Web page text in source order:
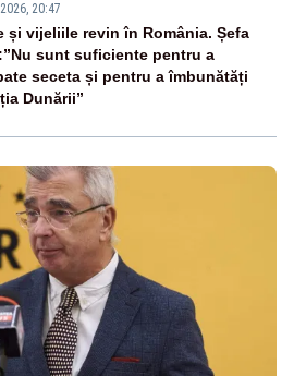
20:47
și vijeliile revin în România. Șefa
sunt suficiente pentru a
seceta și pentru a îmbunătăți
Dunării”